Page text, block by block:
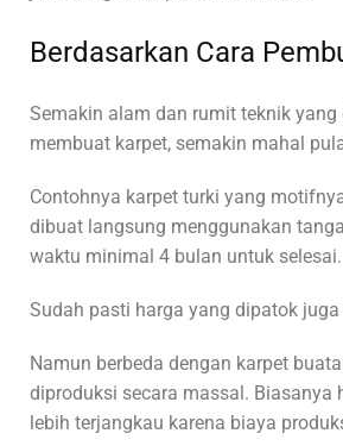
Berdasarkan Cara
Semakin alam dan rumit teknik
membuat karpet, semakin mahal
Contohnya karpet turki yang
dibuat langsung menggunakan
waktu minimal 4 bulan untuk selesai.
Sudah pasti harga yang dipatok
Namun berbeda dengan karpet
diproduksi secara massal. Biasanya
lebih terjangkau karena biaya